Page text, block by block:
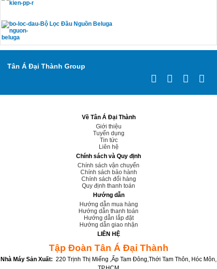
Bộ Lọc Đầu Nguồn Beluga
Tân Á Đại Thành Group
Về Tân Á Đại Thành
Giới thiệu
Tuyển dụng
Tin tức
Liên hệ
Chính sách và Quy định
Chính sách vận chuyển
Chính sách bảo hành
Chính sách đổi hàng
Quy định thanh toán
Hướng dẫn
Hướng dẫn mua hàng
Hướng dẫn thanh toán
Hướng dẫn lắp đặt
Hướng dẫn giao nhận
LIÊN HỆ
Tập Đoàn Tân Á Đại Thành
Nhà Máy Sản Xuất: 220 Trịnh Thị Miếng ,Ấp Tam Đông,Thới Tam Thôn, Hóc Môn,